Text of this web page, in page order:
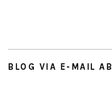
BLOG VIA E-MAIL